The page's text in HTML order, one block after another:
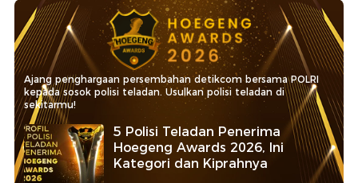
Ajang penghargaan persembahan detikcom bersama POLRI
kepada sosok polisi teladan. Usulkan polisi teladan di
sekitarmu!
5 Polisi Teladan Penerima
Hoegeng Awards 2026, Ini
Kategori dan Kiprahnya